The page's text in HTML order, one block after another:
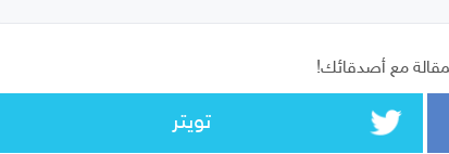
مع أصدقائك!
تويتر